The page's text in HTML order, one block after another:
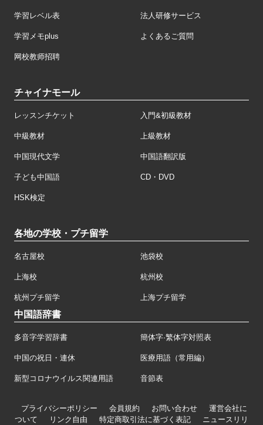
学習レベル表 法人研修サービス
学習メモplus よくあるご質問
网校教师招聘
チャイナモール
レッスンチケット 入門&初級教材
中級教材 上級教材
中国現代文学 中国語翻訳版
子ども中国語 CD・DVD
HSK検定
各地の学校・プチ留学
名古屋校 池袋校
上海校 杭州校
杭州プチ留学 上海プチ留学
中国語辞書
多音字学習辞書 簡体字·繁体字対照表
中国の祝日・連休 医療用語（常用編）
新型コロナウイルス関連用語 音節表
プライバシーポリシー 会員規約 お問い合わせ
運営会社に
ついて
リンク自由 特定商取引法に基づく表記 ニュースリリ